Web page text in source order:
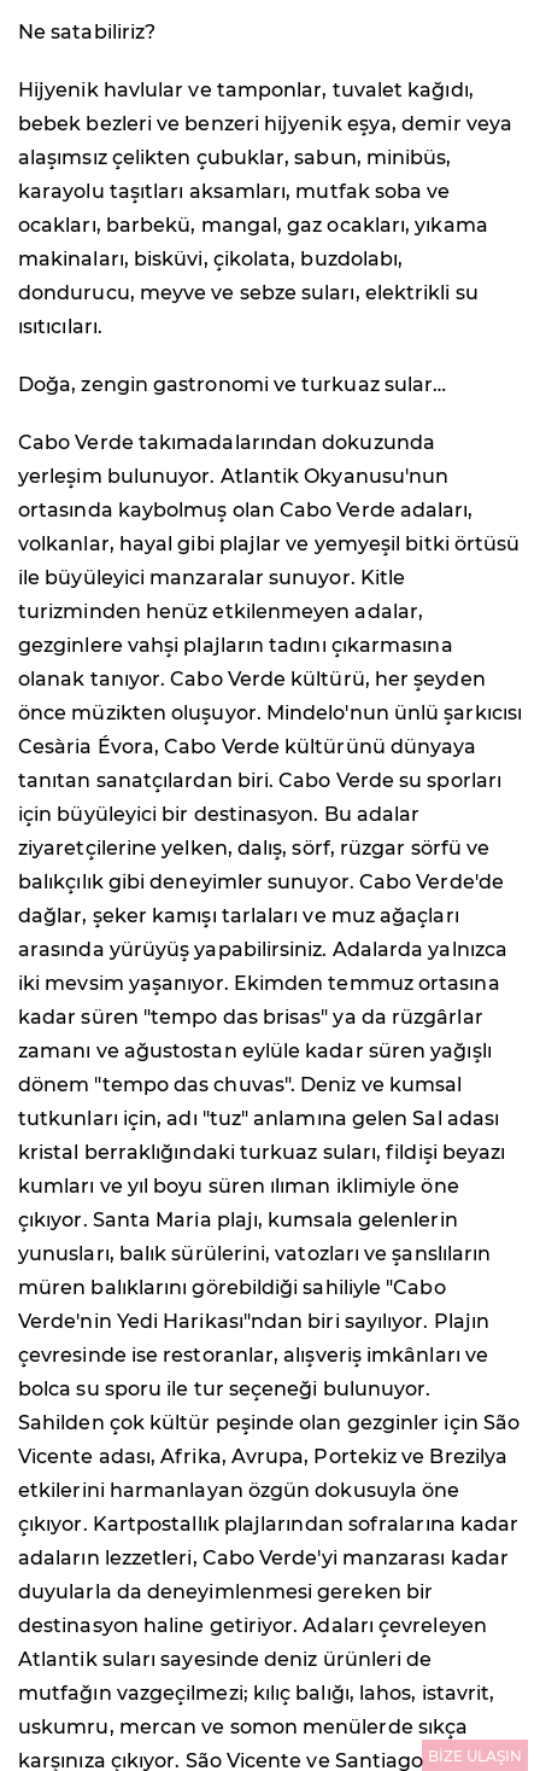
Ne satabiliriz?
Hijyenik havlular ve tamponlar, tuvalet kağıdı,
bebek bezleri ve benzeri hijyenik eşya, demir veya
alaşımsız çelikten çubuklar, sabun, minibüs,
karayolu taşıtları aksamları, mutfak soba ve
ocakları, barbekü, mangal, gaz ocakları, yıkama
makinaları, bisküvi, çikolata, buzdolabı,
dondurucu, meyve ve sebze suları, elektrikli su
ısıtıcıları.
Doğa, zengin gastronomi ve turkuaz sular…
Cabo Verde takımadalarından dokuzunda
yerleşim bulunuyor. Atlantik Okyanusu'nun
ortasında kaybolmuş olan Cabo Verde adaları,
volkanlar, hayal gibi plajlar ve yemyeşil bitki örtüsü
ile büyüleyici manzaralar sunuyor. Kitle
turizminden henüz etkilenmeyen adalar,
gezginlere vahşi plajların tadını çıkarmasına
olanak tanıyor. Cabo Verde kültürü, her şeyden
önce müzikten oluşuyor. Mindelo'nun ünlü şarkıcısı
Cesària Évora, Cabo Verde kültürünü dünyaya
tanıtan sanatçılardan biri. Cabo Verde su sporları
için büyüleyici bir destinasyon. Bu adalar
ziyaretçilerine yelken, dalış, sörf, rüzgar sörfü ve
balıkçılık gibi deneyimler sunuyor. Cabo Verde'de
dağlar, şeker kamışı tarlaları ve muz ağaçları
arasında yürüyüş yapabilirsiniz. Adalarda yalnızca
iki mevsim yaşanıyor. Ekimden temmuz ortasına
kadar süren "tempo das brisas" ya da rüzgârlar
zamanı ve ağustostan eylüle kadar süren yağışlı
dönem "tempo das chuvas". Deniz ve kumsal
tutkunları için, adı "tuz" anlamına gelen Sal adası
kristal berraklığındaki turkuaz suları, fildişi beyazı
kumları ve yıl boyu süren ılıman iklimiyle öne
çıkıyor. Santa Maria plajı, kumsala gelenlerin
yunusları, balık sürülerini, vatozları ve şanslıların
müren balıklarını görebildiği sahiliyle "Cabo
Verde'nin Yedi Harikası"ndan biri sayılıyor. Plajın
çevresinde ise restoranlar, alışveriş imkânları ve
bolca su sporu ile tur seçeneği bulunuyor.
Sahilden çok kültür peşinde olan gezginler için São
Vicente adası, Afrika, Avrupa, Portekiz ve Brezilya
etkilerini harmanlayan özgün dokusuyla öne
çıkıyor. Kartpostallık plajlarından sofralarına kadar
adaların lezzetleri, Cabo Verde'yi manzarası kadar
duyularla da deneyimlenmesi gereken bir
destinasyon haline getiriyor. Adaları çevreleyen
Atlantik suları sayesinde deniz ürünleri de
mutfağın vazgeçilmezi; kılıç balığı, lahos, istavrit,
uskumru, mercan ve somon menülerde sıkça
karşınıza çıkıyor. São Vicente ve Santiago BİZE ULAŞIN